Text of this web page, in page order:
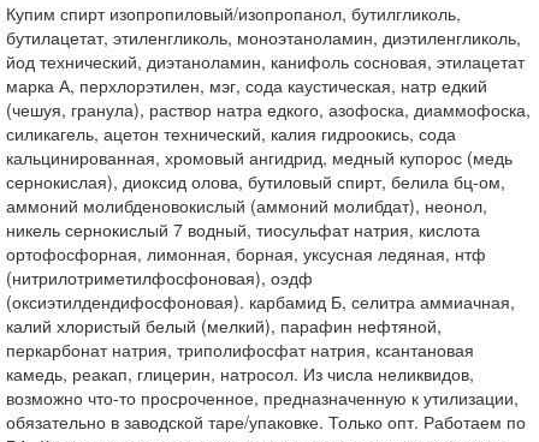
Купим спирт изопропиловый/изопропанол, бутилгликоль,
бутилацетат, этиленгликоль, моноэтаноламин, диэтиленгликоль,
йод технический, диэтаноламин, канифоль сосновая, этилацетат
марка А, перхлорэтилен, мэг, сода каустическая, натр едкий
(чешуя, гранула), раствор натра едкого, азофоска, диаммофоска,
силикагель, ацетон технический, калия гидроокись, сода
кальцинированная, хромовый ангидрид, медный купорос (медь
сернокислая), диоксид олова, бутиловый спирт, белила бц-ом,
аммоний молибденовокислый (аммоний молибдат), неонол,
никель сернокислый 7 водный, тиосульфат натрия, кислота
ортофосфорная, лимонная, борная, уксусная ледяная, нтф
(нитрилотриметилфосфоновая), оэдф
(оксиэтилдендифосфоновая). карбамид Б, селитра аммиачная,
калий хлористый белый (мелкий), парафин нефтяной,
перкарбонат натрия, триполифосфат натрия, ксантановая
камедь, реакап, глицерин, натросол. Из числа неликвидов,
возможно что-то просроченное, предназначенную к утилизации,
обязательно в заводской таре/упаковке. Только опт. Работаем по